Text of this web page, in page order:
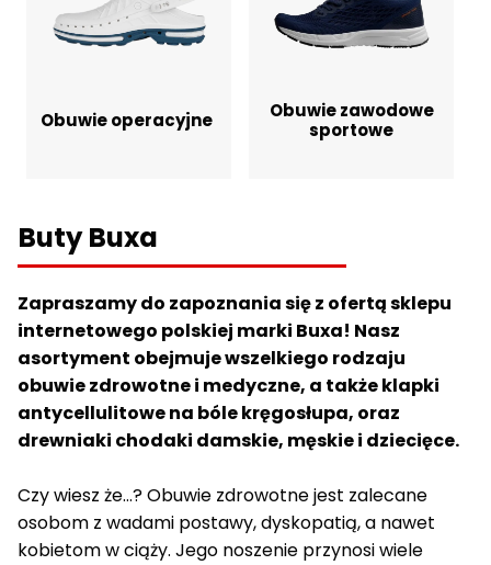
Obuwie operacyjne
Obuwie zawodowe
sportowe
Buty Buxa
Zapraszamy do zapoznania się z ofertą sklepu
internetowego polskiej marki Buxa! Nasz
asortyment obejmuje wszelkiego rodzaju
obuwie zdrowotne i medyczne, a także klapki
antycellulitowe na bóle kręgosłupa, oraz
drewniaki chodaki damskie, męskie i dziecięce.
Czy wiesz że…? Obuwie zdrowotne jest zalecane
osobom z wadami postawy, dyskopatią, a nawet
kobietom w ciąży. Jego noszenie przynosi wiele